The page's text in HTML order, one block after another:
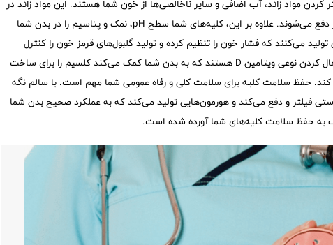
کردن مواد زائد، آب اضافی و سایر ناخالصی‌ها از خون شما هستند. این مواد زائد در
مثانه شما ذخیره شده و بعداً از طریق ادرار دفع می‌شوند. علاوه بر این، کلیه‌های شما سطح pH، نمک و پتاسیم را در بدن شما
می‌کنند که فشار خون را تنظیم کرده و تولید گلبول‌های قرمز خون را کنترل
می‌کنند. کلیه‌های شما همچنین مسئول فعال کردن نوعی ویتامین D هستند که به بدن شما کمک می‌کند کلسیم را برای ساخت
حفظ سلامت کلیه برای سلامت کلی و رفاه عمومی شما مهم است. با سالم نگه
فیلتر و دفع می‌کند و هورمون‌هایی تولید می‌کند که به عملکرد صحیح بدن شما
به حفظ سلامت کلیه‌های شما آورده شده است.